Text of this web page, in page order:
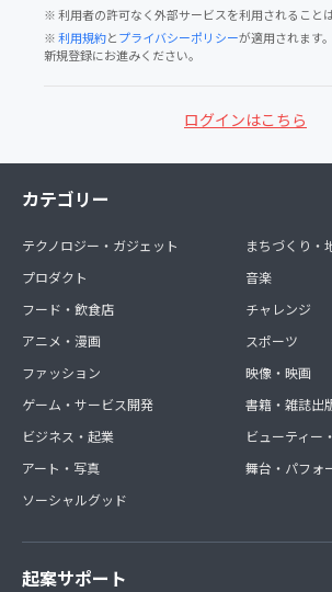
※ 利用者の許可なく外部サービスを利用されること
※利用規約とプライバシーポリシーが適用されます
新規登録にお進みください。
ログインはこちら
カテゴリー
テクノロジー・ガジェット
プロダクト
フード・飲食店
アニメ・漫画
ファッション
ゲーム・サービス開発
ビジネス・起業
アート・写真
ソーシャルグッド
まちづくり・
音楽
チャレンジ
スポーツ
映像・映画
書籍・雑誌出
ビューティー
舞台・パフォ
起案サポート